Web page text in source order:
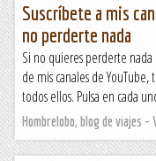
Suscríbete a mis
no perderte nada
Si no quieres perderte
de mis canales de YouTube,
todos ellos. Pulsa en cada
Hombrelobo, blog de viajes